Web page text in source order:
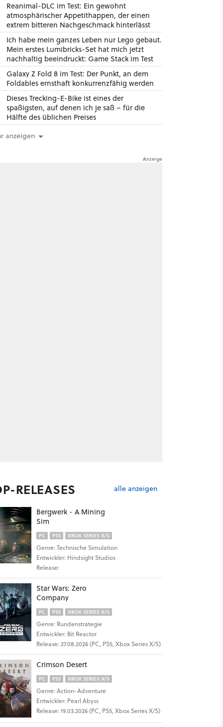
Reanimal-DLC im Test: Ein gewohnt
atmosphärischer Appetithappen, der einen
extrem bitteren Nachgeschmack hinterlässt
Ich habe mein ganzes Leben nur Lego gebaut.
Mein erstes Lumibricks-Set hat mich jetzt
nachhaltig beeindruckt: Game Stack im Test
Galaxy Z Fold 8 im Test: Der Punkt, an dem
Foldables ernsthaft konkurrenzfähig werden
Dieses Trecking-E-Bike ist eines der
spaßigsten, auf denen ich je saß – für die
Hälfte des üblichen Preises
anzeigen
RELEASES alle anzeigen
Bergwerk - A Mining
Sim
PC PS5 XBOX SERIES X/S
Genre: Technische Simulation
Entwickler: Hindsight Studios
Release:
Star Wars: Zero
Company
PC PS5 XBOX SERIES X/S
Genre: Rundenstrategie
Entwickler: Bit Reactor
Release: 27.08.2026 (PC, PS5, Xbox Series X/S)
Crimson Desert
PC PS5 XBOX SERIES X/S
Genre: Action-Adventure
Entwickler: Pearl Abyss
Release: 19.03.2026 (PC, PS5, Xbox Series X/S)